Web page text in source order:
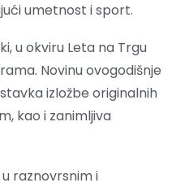
umetnost i sport.
u okviru Leta na Trgu
Novinu ovogodišnje
izložbe originalnih
kao i zanimljiva
raznovrsnim i